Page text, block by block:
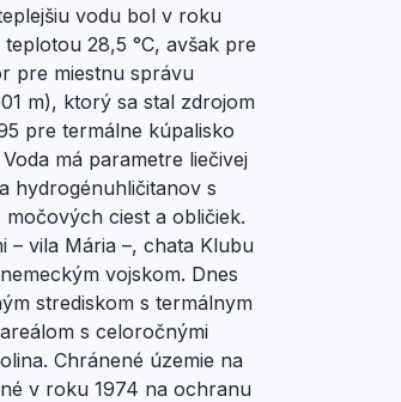
vodu bol v roku
28,5 °C, avšak pre
pre miestnu správu
m), ktorý sa stal zdrojom
pre termálne kúpalisko
má parametre liečivej
hydrogénuhličitanov s
ciest a obličiek.
– vila Mária –, chata Klubu
vojskom. Dnes
strediskom s termálnym
s celoročnými
Chránené územie na
v roku 1974 na ochranu